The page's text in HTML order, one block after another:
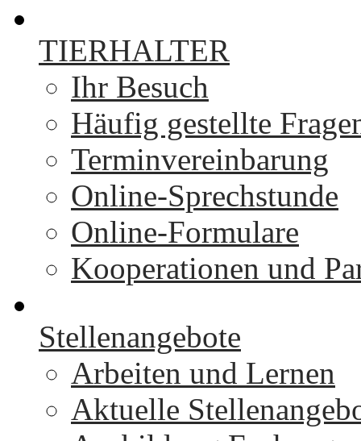
TIERHALTER
Ihr Besuch
Häufig gestellte
Terminvereinbarung
Online-Sprechstunde
Online-Formulare
Kooperationen und
Stellenangebote
Arbeiten und Lernen
Aktuelle